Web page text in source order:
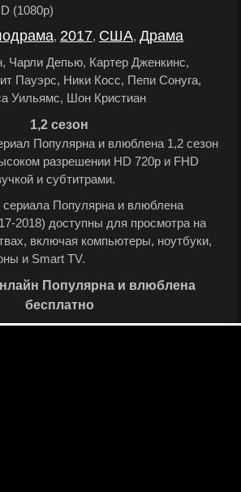
(1080p)
, 2017, США, Драма
Чарли Депью, Картер Дженкинс,
Пауэрс, Ники Косс, Пепи Сонуга,
Уильямс, Шон Кристиан
1,2 сезон
Популярна и влюблена 1,2 сезон
разрешении HD 720p и FHD
и субтитрами.
сериала Популярна и влюблена
2018) доступны для просмотра на
включая компьютеры, ноутбуки,
и Smart TV.
Популярна и влюблена
бесплатно